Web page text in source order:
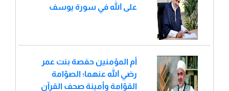
على الله في سورة يوسف
أم المؤمنين حفصة بنت عمر
رضي الله عنهما؛ الصوّامة
القوّامة وأمينة صحف القرآن